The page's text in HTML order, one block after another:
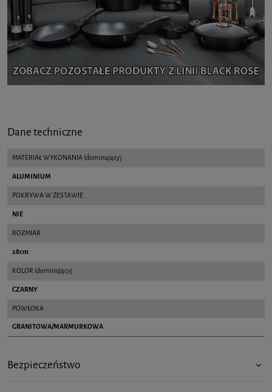
Dane techniczne
MATERIAŁ WYKONANIA (dominujący)
ALUMINIUM
POKRYWA W ZESTAWIE
NIE
ROZMIAR
28cm
KOLOR (dominujący)
CZARNY
POWŁOKA
GRANITOWA/MARMURKOWA
Bezpieczeństwo